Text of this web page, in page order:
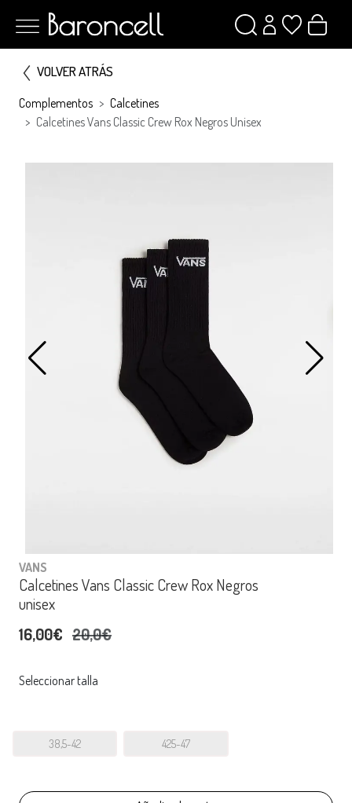
VOLVER ATRÁS
Complementos
Calcetines
Calcetines Vans Classic Crew Rox Negros Unisex
VANS
Calcetines Vans Classic Crew Rox Negros
unisex
16,00€ 20,0€
Seleccionar talla
38,5-42 425-47